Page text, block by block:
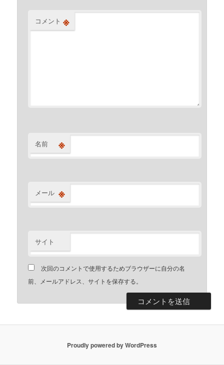
コメント ※
名前 ※
メール ※
サイト
次回のコメントで使用するためブラウザーに自分の名
前、メールアドレス、サイトを保存する。
Proudly powered by WordPress